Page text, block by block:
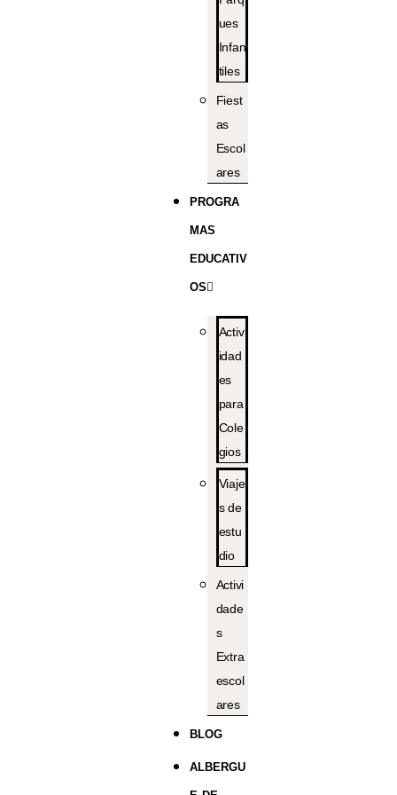
ues
Infan
tiles
Fiest
as
Escol
ares
PROGRA
MAS
EDUCATIV
OS
Activ
idad
es
para
Cole
gios
Viaje
s de
estu
dio
Activi
dade
s
Extra
escol
ares
BLOG
ALBERGU